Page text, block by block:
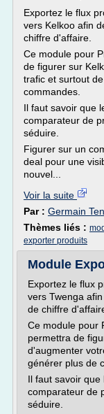
Exportez le flux
vers Kelkoo afin
chiffre d'affaire.
Ce module pour
de figurer sur
trafic et surtout
commandes.
Il faut savoir que
comparateur de
séduire.
Figurer sur un
deal pour une
nouvel...
Voir la suite
Par : Germain
Thèmes liés :
exporter produits
Module
Exportez le flux
vers Twenga
de chiffre
Ce module pour
permettra de
d'augmenter
générer plus de
Il faut savoir
comparateur de
séduire.